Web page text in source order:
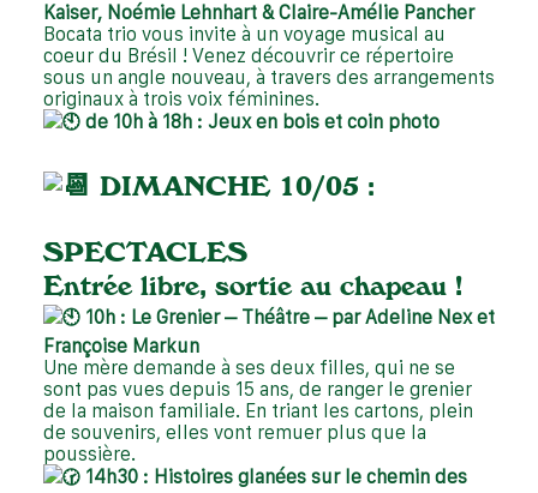
Kaiser, Noémie Lehnhart & Claire-Amélie Pancher
Bocata trio vous invite à un voyage musical au
coeur du Brésil ! Venez découvrir ce répertoire
sous un angle nouveau, à travers des arrangements
originaux à trois voix féminines.
de 10h à 18h : Jeux en bois et coin photo
DIMANCHE 10/05 :
SPECTACLES
Entrée libre, sortie au chapeau !
10h : Le Grenier – Théâtre – par Adeline Nex et
Françoise Markun
Une mère demande à ses deux filles, qui ne se
sont pas vues depuis 15 ans, de ranger le grenier
de la maison familiale. En triant les cartons, plein
de souvenirs, elles vont remuer plus que la
poussière.
14h30 : Histoires glanées sur le chemin des